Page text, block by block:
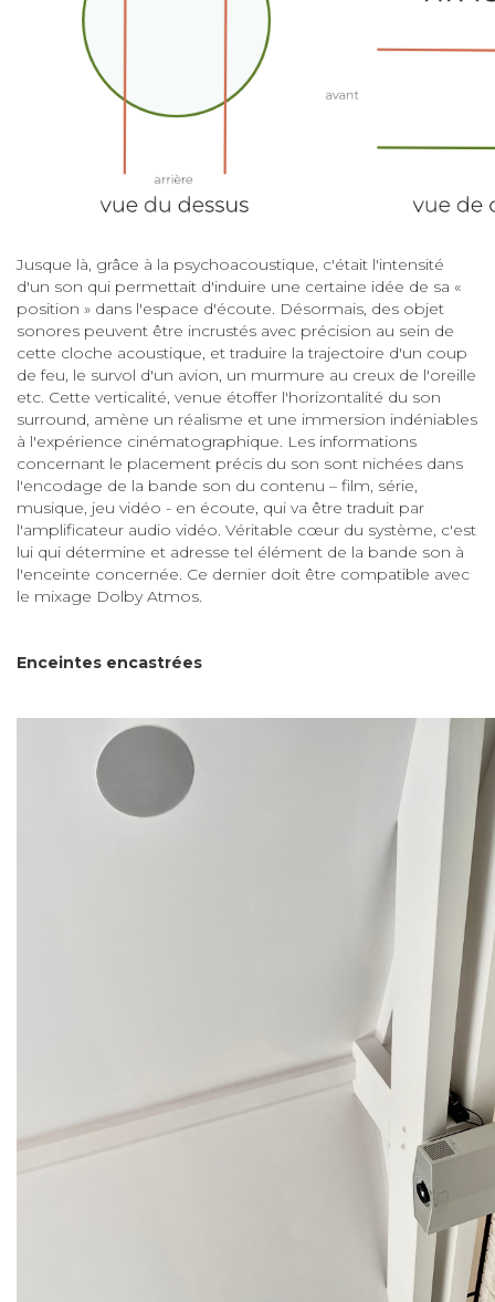
Jusque là, grâce à la psychoacoustique, c'était l'intensité
d'un son qui permettait d'induire une certaine idée de sa «
position » dans l'espace d'écoute. Désormais, des objet
sonores peuvent être incrustés avec précision au sein de
cette cloche acoustique, et traduire la trajectoire d'un coup
de feu, le survol d'un avion, un murmure au creux de l'oreille
etc. Cette verticalité, venue étoffer l'horizontalité du son
surround, amène un réalisme et une immersion indéniables
à l'expérience cinématographique. Les informations
concernant le placement précis du son sont nichées dans
l'encodage de la bande son du contenu – film, série,
musique, jeu vidéo - en écoute, qui va être traduit par
l'amplificateur audio vidéo. Véritable cœur du système, c'est
lui qui détermine et adresse tel élément de la bande son à
l'enceinte concernée. Ce dernier doit être compatible avec
le mixage Dolby Atmos.
Enceintes encastrées